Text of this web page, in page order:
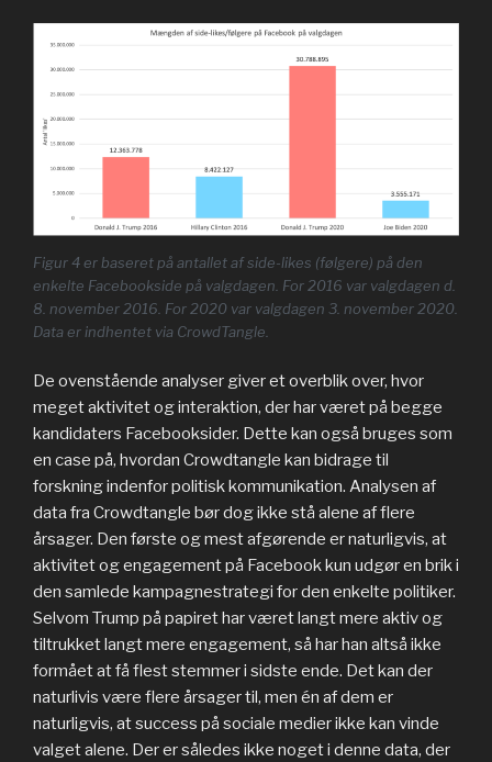
Figur 4 er baseret på antallet af side-likes (følgere) på den
enkelte Facebookside på valgdagen. For 2016 var valgdagen d.
8. november 2016. For 2020 var valgdagen 3. november 2020.
Data er indhentet via CrowdTangle.
De ovenstående analyser giver et overblik over, hvor
meget aktivitet og interaktion, der har været på begge
kandidaters Facebooksider. Dette kan også bruges som
en case på, hvordan Crowdtangle kan bidrage til
forskning indenfor politisk kommunikation. Analysen af
data fra Crowdtangle bør dog ikke stå alene af flere
årsager. Den første og mest afgørende er naturligvis, at
aktivitet og engagement på Facebook kun udgør en brik i
den samlede kampagnestrategi for den enkelte politiker.
Selvom Trump på papiret har været langt mere aktiv og
tiltrukket langt mere engagement, så har han altså ikke
formået at få flest stemmer i sidste ende. Det kan der
naturlivis være flere årsager til, men én af dem er
naturligvis, at success på sociale medier ikke kan vinde
valget alene. Der er således ikke noget i denne data, der